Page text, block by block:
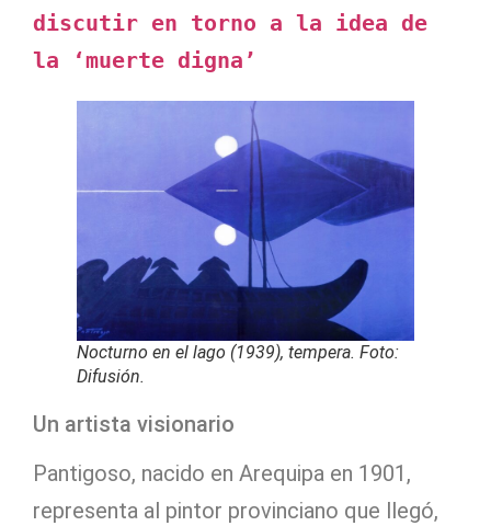
discutir en torno a la idea de
la ‘muerte digna’
Nocturno en el lago (1939), tempera. Foto:
Difusión.
Un artista visionario
Pantigoso, nacido en Arequipa en 1901,
representa al pintor provinciano que llegó,